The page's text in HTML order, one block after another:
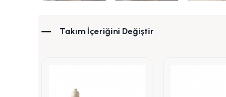
Takım İçeriğini Değiştir